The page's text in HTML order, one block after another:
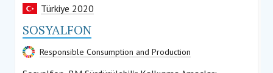
Türkiye 2020
SOSYALFON
Responsible Consumption and Production